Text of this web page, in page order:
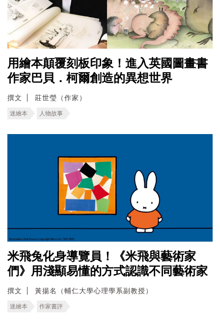
用繪本顛覆刻板印象！進入英國圖畫書
作家巴貝．柯爾創造的異想世界
撰文 莊世瑩（作家）
迷繪本 人物故事
米飛兔化身導覽員！《米飛與藝術家
們》用淺顯易懂的方式認識不同藝術家
撰文 黃揚名（輔仁大學心理學系副教授）
迷繪本 作家書評